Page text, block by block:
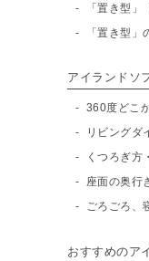
「置き型」
「置き型
アイランドソ
360度どこ
リビングダ
くつろぎ方
座面の奥行
ごろごろ、
おすすめのア